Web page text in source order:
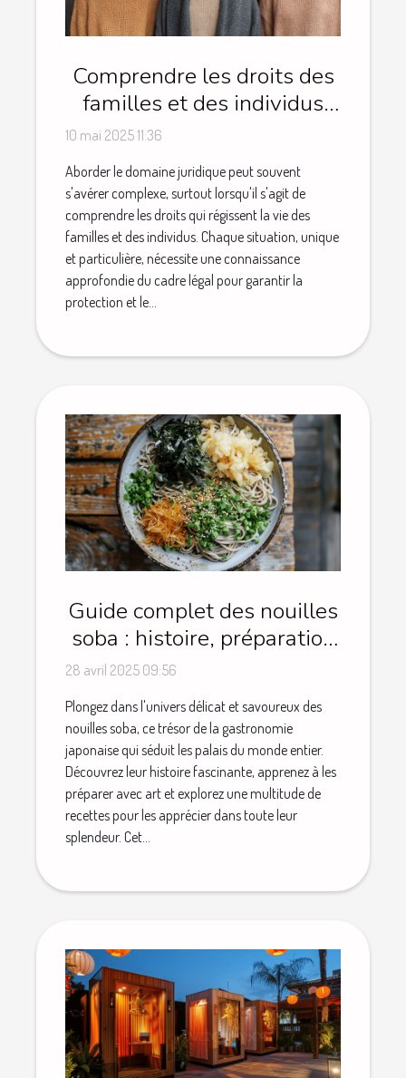
Comprendre les droits des
familles et des individus
dans le domaine juridique
10 mai 2025 11:36
Aborder le domaine juridique peut souvent
s'avérer complexe, surtout lorsqu'il s'agit de
comprendre les droits qui régissent la vie des
familles et des individus. Chaque situation, unique
et particulière, nécessite une connaissance
approfondie du cadre légal pour garantir la
protection et le...
Guide complet des nouilles
soba : histoire, préparation
et recettes
28 avril 2025 09:56
Plongez dans l'univers délicat et savoureux des
nouilles soba, ce trésor de la gastronomie
japonaise qui séduit les palais du monde entier.
Découvrez leur histoire fascinante, apprenez à les
préparer avec art et explorez une multitude de
recettes pour les apprécier dans toute leur
splendeur. Cet...